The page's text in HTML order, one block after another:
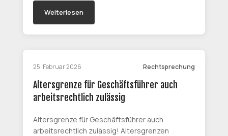
Weiterlesen
25. Februar 2026 Rechtsprechung
Altersgrenze für Geschäftsführer auch
arbeitsrechtlich zulässig
Altersgrenze für Geschäftsführer auch
arbeitsrechtlich zulässig! Altersgrenzen